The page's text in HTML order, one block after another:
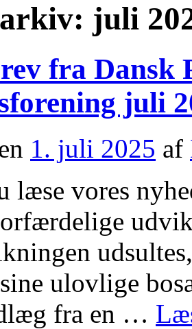
juli
fra Dansk
juli
1. juli 2025 af
læse vores
ulovlige
fra en …